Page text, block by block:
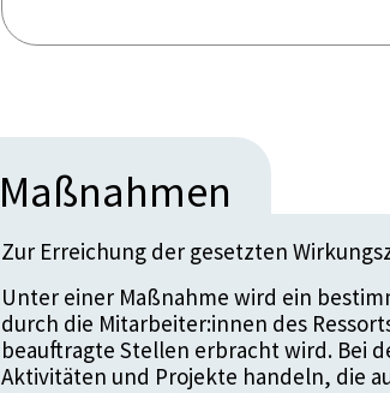
Maßnahmen
Zur Erreichung der gesetzten
Unter einer Maßnahme wird ein
durch die Mitarbeiter:innen des
beauftragte Stellen erbracht wird. Bei
Aktivitäten und Projekte handeln, die